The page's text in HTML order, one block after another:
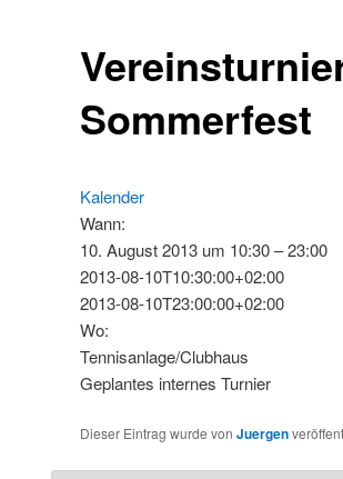
Sommerfest
Kalender
Wann:
10. August 2013 um 10:30 – 23:00
2013-08-10T10:30:00+02:00
2013-08-10T23:00:00+02:00
Wo:
Tennisanlage/Clubhaus
Geplantes internes Turnier
Dieser Eintrag wurde von Juergen